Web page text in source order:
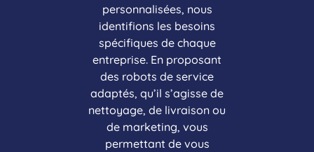
personnalisées, nous
identifions les besoins
spécifiques de chaque
entreprise. En proposant
des robots de service
adaptés, qu’il s’agisse de
nettoyage, de livraison ou
de marketing, vous
permettant de vous